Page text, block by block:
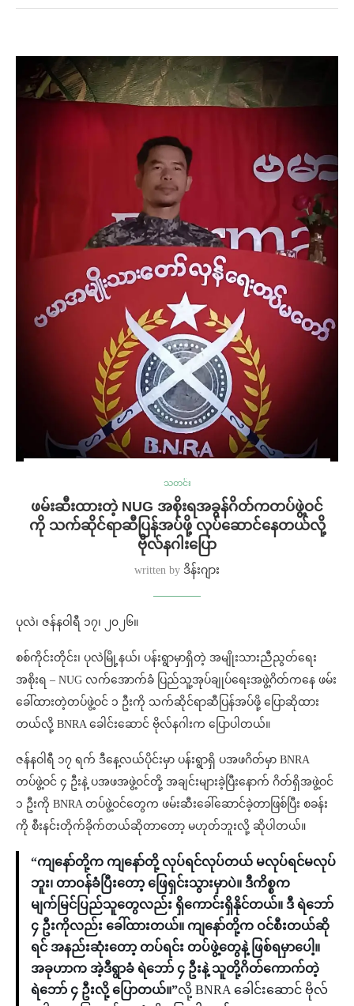
သတင်း
ဖမ်းဆီးထားတဲ့ NUG အစိုးရအခွန်ဂိတ်ကတပ်ဖွဲ့ဝင်
ကို သက်ဆိုင်ရာဆီပြန်အပ်ဖို့ လုပ်ဆောင်နေတယ်လို့
ဗိုလ်နဂါးပြော
written by ဒိန်းဂျား
ပုလဲ၊ ဇန်နဝါရီ ၁၇၊ ၂၀၂၆။
စစ်ကိုင်းတိုင်း၊ ပုလဲမြို့နယ်၊ ပန်းရွာမှာရှိတဲ့ အမျိုးသားညီညွတ်ရေး
အစိုးရ – NUG လက်အောက်ခံ ပြည်သူ့အုပ်ချုပ်ရေးအဖွဲ့ဂိတ်ကနေ ဖမ်း
ခေါ်ထားတဲ့တပ်ဖွဲ့ဝင် ၁ ဦးကို သက်ဆိုင်ရာဆီပြန်အပ်ဖို့ ပြောဆိုထား
တယ်လို့ BNRA ခေါင်းဆောင် ဗိုလ်နဂါးက ပြောပါတယ်။
ဇန်နဝါရီ ၁၇ ရက် ဒီနေ့လယ်ပိုင်းမှာ ပန်းရွာရှိ ပအဖဂိတ်မှာ BNRA
တပ်ဖွဲ့ဝင် ၄ ဦးနဲ့ ပအဖအဖွဲ့ဝင်တို့ အချင်းများခဲ့ပြီးနောက် ဂိတ်ရှိအဖွဲ့ဝင်
၁ ဦးကို BNRA တပ်ဖွဲ့ဝင်တွေက ဖမ်းဆီးခေါ်ဆောင်ခဲ့တာဖြစ်ပြီး စခန်း
ကို စီးနင်းတိုက်ခိုက်တယ်ဆိုတာတော့ မဟုတ်ဘူးလို့ ဆိုပါတယ်။
“ကျနော်တို့က ကျနော်တို့ လုပ်ရင်လုပ်တယ် မလုပ်ရင်မလုပ်
ဘူး၊ တာဝန်ခံပြီးတော့ ဖြေရှင်းသွားမှာပဲ။ ဒီကိစ္စက
မျက်မြင်ပြည်သူတွေလည်း ရှိကောင်းရှိနိုင်တယ်။ ဒီ ရဲဘော်
၄ ဦးကိုလည်း ခေါ်ထားတယ်။ ကျနော်တို့က ဝင်စီးတယ်ဆို
ရင် အနည်းဆုံးတော့ တပ်ရင်း တပ်ဖွဲ့တွေနဲ့ ဖြစ်ရမှာပေါ့။
အခုဟာက အဲ့ဒီရွာခံ ရဲဘော် ၄ ဦးနဲ့ သူတို့ဂိတ်ကောက်တဲ့
ရဲဘော် ၄ ဦးလို့ ပြောတယ်။”လို့ BNRA ခေါင်းဆောင် ဗိုလ်